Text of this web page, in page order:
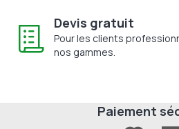
Devis gratuit
Pour les clients
nos gammes.
Paiement